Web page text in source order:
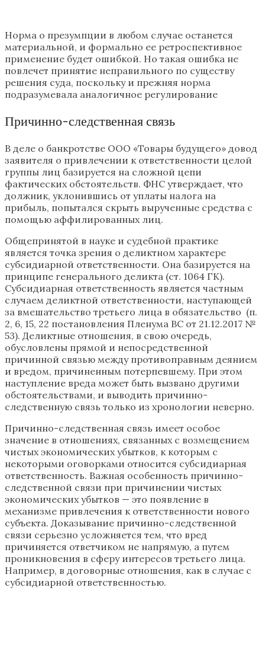
Норма о презумпции в любом случае останется
материальной, и формально ее ретроспективное
применение будет ошибкой. Но такая ошибка не
повлечет принятие неправильного по существу
решения суда, поскольку и прежняя норма
подразумевала аналогичное регулирование
Причинно-следственная связь
В деле о банкротстве ООО «Товары будущего» довод
заявителя о привлечении к ответственности целой
группы лиц базируется на сложной цепи
фактических обстоятельств. ФНС утверждает, что
должник, уклонившись от уплаты налога на
прибыль, попытался скрыть вырученные средства с
помощью аффилированных лиц.
Общепринятой в науке и судебной практике
является точка зрения о деликтном характере
субсидиарной ответственности. Она базируется на
принципе генерального деликта (ст. 1064 ГК).
Субсидиарная ответственность является частным
случаем деликтной ответственности, наступающей
за вмешательство третьего лица в обязательство (п.
2, 6, 15, 22 постановления Пленума ВС от 21.12.2017 №
53). Деликтные отношения, в свою очередь,
обусловлены прямой и непосредственной
причинной связью между противоправным деянием
и вредом, причиненным потерпевшему. При этом
наступление вреда может быть вызвано другими
обстоятельствами, и выводить причинно-
следственную связь только из хронологии неверно.
Причинно-следственная связь имеет особое
значение в отношениях, связанных с возмещением
чистых экономических убытков, к которым с
некоторыми оговорками относится субсидиарная
ответственность. Важная особенность причинно-
следственной связи при причинении чистых
экономических убытков — это появление в
механизме привлечения к ответственности нового
субъекта. Доказывание причинно-следственной
связи серьезно усложняется тем, что вред
причиняется ответчиком не напрямую, а путем
проникновения в сферу интересов третьего лица.
Например, в договорные отношения, как в случае с
субсидиарной ответственностью.